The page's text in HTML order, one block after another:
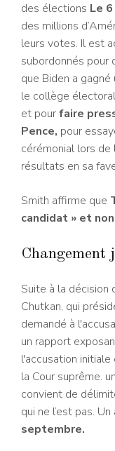
des élections Le
des millions
leurs votes. Il est
subordonnés pour
que Biden a
le collège
et pourfaire
Pence, pour
cérémonial lors
résultats en sa
Smith affirme que
candidat » et
Changement
Suite à la décision
Chutkan, qui
demandé à
un rapport
l'accusation
la Cour suprême.
convient de
qui ne l’est pas.
septembre.